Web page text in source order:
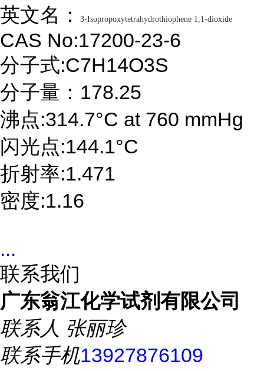
英文名：
3-Isopropoxytetrahydrothiophene 1,1-dioxide
CAS No:17200-23-6
分子式:C7H14O3S
分子量：178.25
沸点:314.7°C at 760 mmHg
闪光点:144.1°C
折射率:1.471
密度:1.16
...
联系我们
广东翁江化学试剂有限公司
联系人 张丽珍
联系手机13927876109